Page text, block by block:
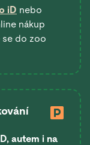
iD nebo
nákup
do zoo
autem i na